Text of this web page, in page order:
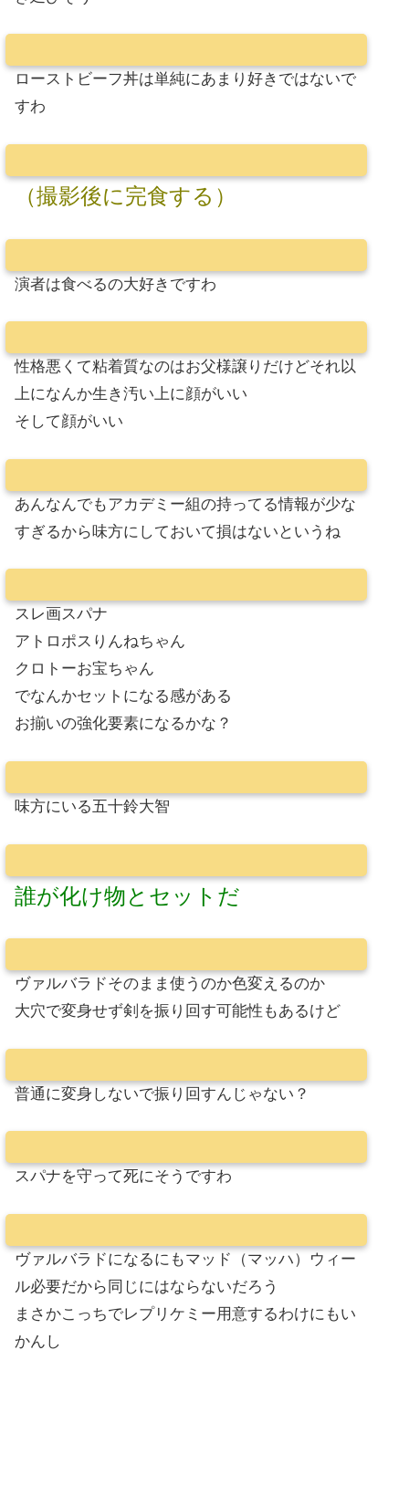
ローストビーフ丼は単純にあまり好きではないで
すわ
（撮影後に完食する）
演者は食べるの大好きですわ
性格悪くて粘着質なのはお父様譲りだけどそれ以
上になんか生き汚い上に顔がいい
そして顔がいい
あんなんでもアカデミー組の持ってる情報が少な
すぎるから味方にしておいて損はないというね
スレ画スパナ
アトロポスりんねちゃん
クロトーお宝ちゃん
でなんかセットになる感がある
お揃いの強化要素になるかな？
味方にいる五十鈴大智
誰が化け物とセットだ
ヴァルバラドそのまま使うのか色変えるのか
大穴で変身せず剣を振り回す可能性もあるけど
普通に変身しないで振り回すんじゃない？
スパナを守って死にそうですわ
ヴァルバラドになるにもマッド（マッハ）ウィー
ル必要だから同じにはならないだろう
まさかこっちでレプリケミー用意するわけにもい
かんし